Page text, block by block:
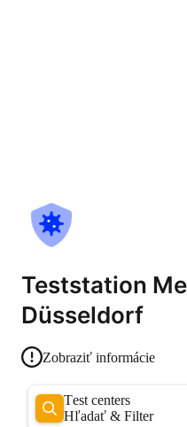
Teststation
Düsseldorf
Zobraziť informácie
Test centers
Hľadať & Filter